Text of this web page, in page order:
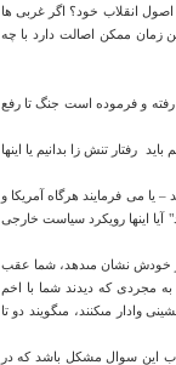
انقلاب خود؟ اگر غربی ها
زمان ممکن اصالت دارد با چه
و فرموده است جنگ تا رفع
رفتار تنش زا بدانیم یا اینها
– یا می فرمایند هرگاه آمریکا و
آیا اینها رویکرد سیاست خارجی
خودش نشان مى‏دهد، شما عقب
مجردى كه ديدند شما با اخم
وادار مى‏كنند، مى‏گويند دو تا
این سوال مشکل باشد که در